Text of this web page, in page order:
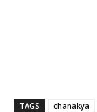
TAGS chanakya